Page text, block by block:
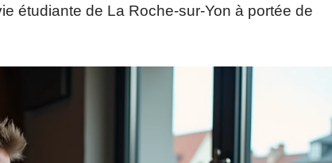
étudiante de La Roche-sur-Yon à portée de